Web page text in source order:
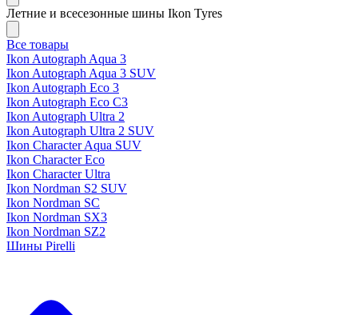
Летние и всесезонные шины Ikon Tyres
Все товары
Ikon Autograph Aqua 3
Ikon Autograph Aqua 3 SUV
Ikon Autograph Eco 3
Ikon Autograph Eco C3
Ikon Autograph Ultra 2
Ikon Autograph Ultra 2 SUV
Ikon Character Aqua SUV
Ikon Character Eco
Ikon Character Ultra
Ikon Nordman S2 SUV
Ikon Nordman SC
Ikon Nordman SX3
Ikon Nordman SZ2
Шины Pirelli